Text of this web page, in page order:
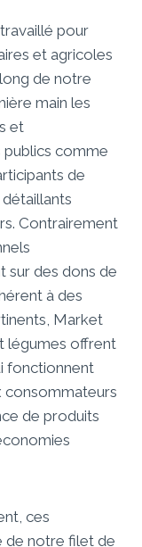
pour
et agricoles
de notre
main les
et
publics comme
de
Contrairement
sur des dons de
à des
Market
légumes offrent
fonctionnent
consommateurs
de produits
ces
de notre filet de